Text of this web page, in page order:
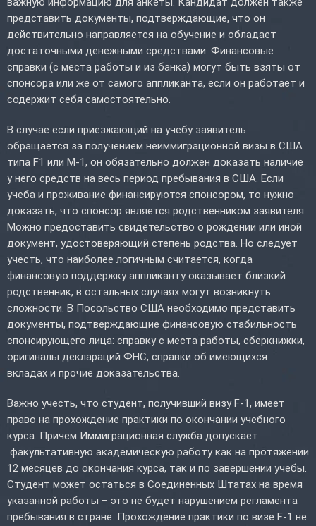
представить документы, подтверждающие, что он
действительно направляется на обучение и обладает
достаточными денежными средствами. Финансовые
справки (с места работы и из банка) могут быть взяты от
спонсора или же от самого аппликанта, если он работает и
содержит себя самостоятельно.
В случае если приезжающий на учебу заявитель
обращается за получением неиммиграционной визы в США
типа F1 или М-1, он обязательно должен доказать наличие
у него средств на весь период пребывания в США. Если
учеба и проживание финансируются спонсором, то нужно
доказать, что спонсор является родственником заявителя.
Можно предоставить свидетельство о рождении или иной
документ, удостоверяющий степень родства. Но следует
учесть, что наиболее логичным считается, когда
финансовую поддержку аппликанту оказывает близкий
родственник, в остальных случаях могут возникнуть
сложности. В Посольство США необходимо представить
документы, подтверждающие финансовую стабильность
спонсирующего лица: справку с места работы, сберкнижки,
оригиналы деклараций ФНС, справки об имеющихся
вкладах и прочие доказательства.
Важно учесть, что студент, получивший визу F-1, имеет
право на прохождение практики по окончании учебного
курса. Причем Иммиграционная служба допускает
факультативную академическую работу как на протяжении
12 месяцев до окончания курса, так и по завершении учебы.
Студент может остаться в Соединенных Штатах на время
указанной работы – это не будет нарушением регламента
пребывания в стране. Прохождение практики по визе F-1 не